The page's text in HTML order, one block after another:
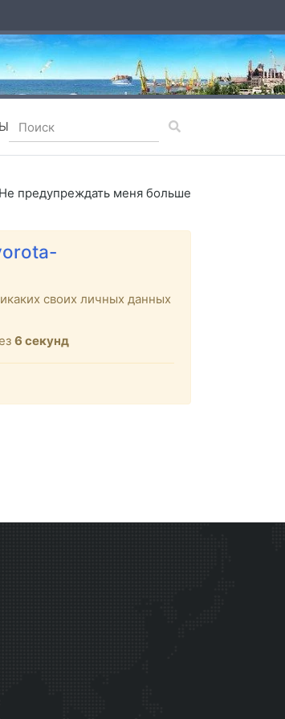
Не предупреждать меня больше
своих личных данных
6 секунд